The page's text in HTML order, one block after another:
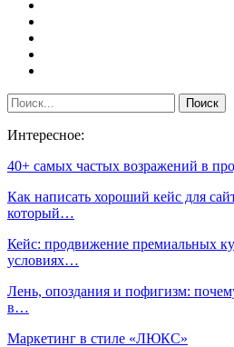
Интересное:
40+ самых частых возражений в
Как написать хороший кейс для
который…
Кейс: продвижение премиальных
условиях…
Лень, опоздания и пофигизм:
в…
Маркетинг в стиле «ЛЮКС»